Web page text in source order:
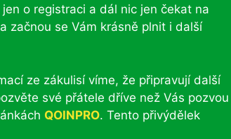
o registraci a dál nic jen čekat na
začnou se Vám krásně plnit i další
ze zákulisí víme, že připravují další
své přátele dříve než Vás pozvou
QOINPRO. Tento přivýdělek